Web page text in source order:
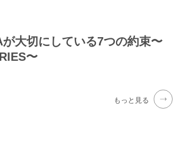
大切にしている7つの約束〜
〜
もっと見る